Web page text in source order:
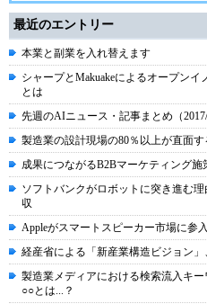
最近のエントリー
本業と副業を入れ替えます
シャープとMakuakeによるオープン
とは
先週のAIニュース・記事まとめ（2017/
製造業の設計現場の80％以上が直面
成果につながるB2Bマーケティング施
ソフトバンクがロボットに突き進む理
収
Appleがスマートスピーカー市場に参
経産省による「新産業構造ビジョン
製造業メディアにおける検索流入キ
○○とは...？